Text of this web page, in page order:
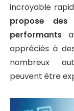
incroyable
propose
performants
appréciés à
nombreux
peuvent être